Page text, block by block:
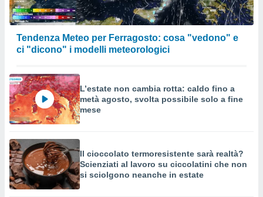
Tendenza Meteo per Ferragosto: cosa "vedono" e
ci "dicono" i modelli meteorologici
L’estate non cambia rotta: caldo fino a
metà agosto, svolta possibile solo a fine
mese
Il cioccolato termoresistente sarà realtà?
Scienziati al lavoro su ciccolatini che non
si sciolgono neanche in estate